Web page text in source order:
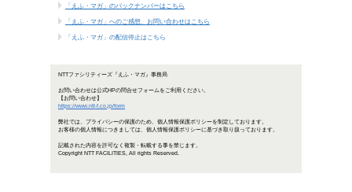
ICT・エネルギー・建築の最新情報